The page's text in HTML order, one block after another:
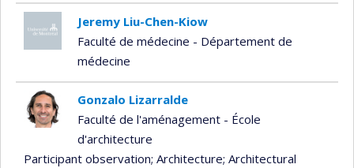
Jeremy Liu-Chen-Kiow
Faculté de médecine - Département de
médecine
Gonzalo Lizarralde
Faculté de l'aménagement - École
d'architecture
Participant observation; Architecture; Architectural